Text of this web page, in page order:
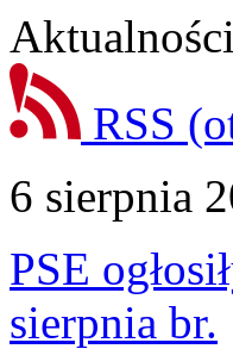
Aktualności
RSS
6 sierpnia
PSE
sierpnia br.